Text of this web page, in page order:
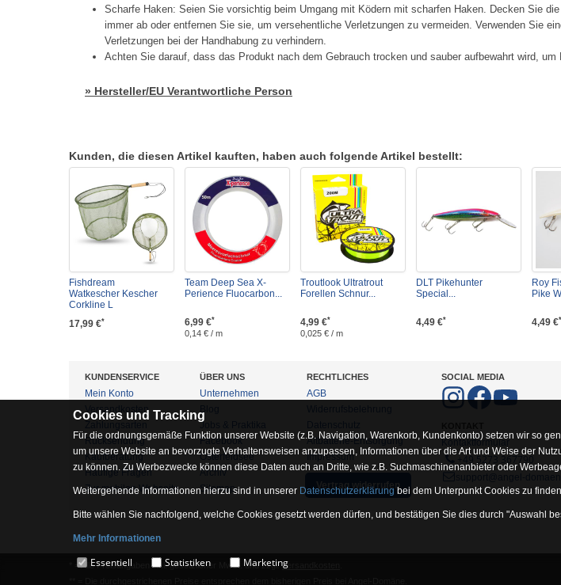
Scharfe Haken: Seien Sie vorsichtig beim Umgang mit Ködern mit scharfen Haken. Decken Sie
immer ab oder entfernen Sie sie, um versehentliche Verletzungen zu vermeiden. Verwenden Sie
Verletzungen bei der Handhabung zu verhindern.
Achten Sie darauf, dass das Produkt nach dem Gebrauch trocken und sauber aufbewahrt wird, um
» Hersteller/EU Verantwortliche Person
Kunden, die diesen Artikel kauften, haben auch folgende Artikel bestellt:
Fishdream
Watkescher Kescher
Corkline L
17,99 €*
Team Deep Sea X-
Perience Fluocarbon...
6,99 €*
0,14 € / m
Troutlook Ultratrout
Forellen Schnur...
4,99 €*
0,025 € / m
DLT Pikehunter
Special...
4,49 €*
Roy
Pike
4,49 €*
KUNDENSERVICE
Mein Konto
Versandkosten
Rücksendung
Kaufberatung
Häufige Fragen
Zur mobilen Webseite
ÜBER UNS
Unternehmen
Jobs & Praktika
Facebook
Osterfeldsee
Archiv
Sitemap
RECHTLICHES
AGB
Altbatterie-Entsorgung
Impressum
Vertrag widerrufen
SOCIAL MEDIA
Kontaktformular
* = Alle Preisangaben inkl. gesetzlicher MwSt. und zzgl.Versandkosten
Cookies und Tracking
Für die ordnungsgemäße Funktion unserer Website (z.B. Navigation, Warenkorb, Kundenkonto) setzen wir so
um unsere Website an bevorzugte Verhaltensweisen anzupassen, Informationen über die Art und Weise der
zu können. Zu Werbezwecke können diese Daten auch an Dritte, wie z.B. Suchmaschinenanbieter oder
Weitergehende Informationen hierzu sind in unserer Datenschutzerklärung bei dem Unterpunkt Cookies zu
Bitte wählen Sie nachfolgend, welche Cookies gesetzt werden dürfen, und bestätigen Sie dies durch "Auswahl
Mehr Informationen
Essentiell
Hierbei handelt es sich um Cookies, die für die Grundfunktionen unserer Website erforderlich sind (z.B.
Essentiell Statistiken Marketing